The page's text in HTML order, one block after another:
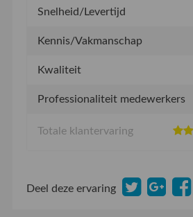
Snelheid/Levertijd
Kennis/Vakmanschap
Kwaliteit
Professionaliteit medewerkers
Totale klantervaring
Deel deze ervaring